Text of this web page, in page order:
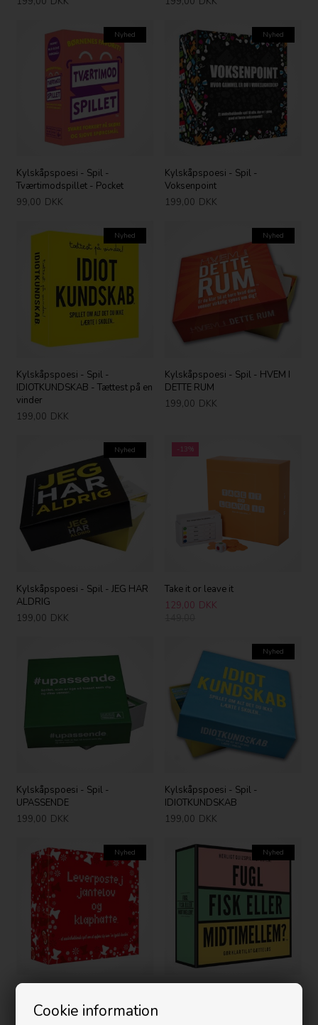
Cookie information
Nyhed
Kylskåpspoesi - Spil -
Tværtimodspillet - Pocket
99,00 DKK
Nyhed
Kylskåpspoesi - Spil -
Voksenpoint
199,00 DKK
Nyhed
Kylskåpspoesi - Spil -
IDIOTKUNDSKAB - Tættest på en
vinder
199,00 DKK
Nyhed
Kylskåpspoesi - Spil - HVEM I
DETTE RUM
199,00 DKK
Nyhed
Kylskåpspoesi - Spil - JEG HAR
ALDRIG
199,00 DKK
-13%
Take it or leave it
129,00 DKK
Kylskåpspoesi - Spil -
UPASSENDE
199,00 DKK
Nyhed
Kylskåpspoesi - Spil -
IDIOTKUNDSKAB
199,00 DKK
Nyhed
Kylskåpspoesi - Spil -
LEVERPOSTEJ, JANTELOV OG
KLAPHATTE
Nyhed